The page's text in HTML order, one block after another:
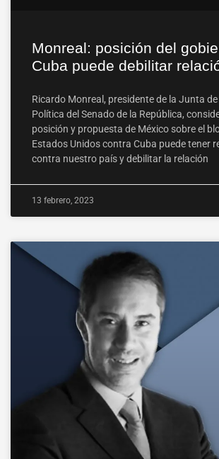
Monreal: posición del
Cuba puede debilitar
Ricardo Monreal, presidente de la Junta
Política del Senado de la República,
posición y propuesta de México sobre el
Estados Unidos contra Cuba puede tener
contra nuestro país y debilitar la relación
13 febrero, 2023